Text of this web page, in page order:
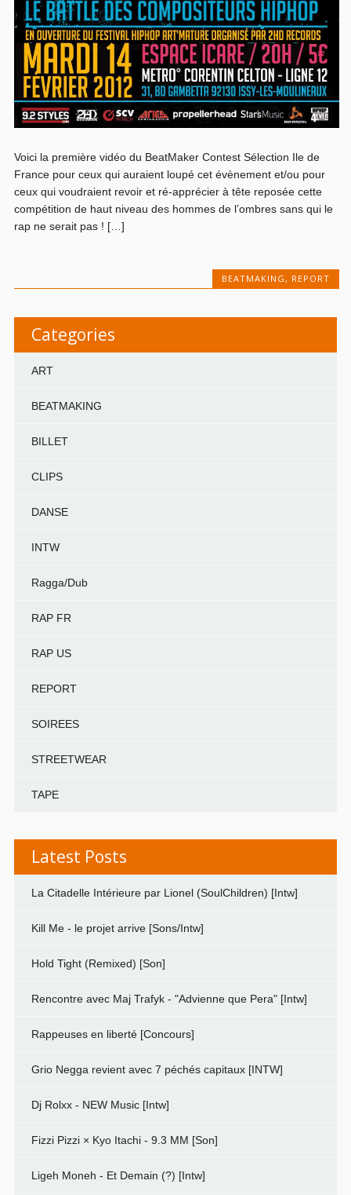
Voici la première vidéo du BeatMaker Contest Sélection Ile de
France pour ceux qui auraient loupé cet évènement et/ou pour
ceux qui voudraient revoir et ré-apprécier à tête reposée cette
compétition de haut niveau des hommes de l’ombres sans qui le
rap ne serait pas ! […]
BEATMAKING, REPORT
Categories
ART
BEATMAKING
BILLET
CLIPS
DANSE
INTW
Ragga/Dub
RAP FR
RAP US
REPORT
SOIREES
STREETWEAR
TAPE
Latest Posts
La Citadelle Intérieure par Lionel (SoulChildren) [Intw]
Kill Me - le projet arrive [Sons/Intw]
Hold Tight (Remixed) [Son]
Rencontre avec Maj Trafyk - "Advienne que Pera" [Intw]
Rappeuses en liberté [Concours]
Grio Negga revient avec 7 péchés capitaux [INTW]
Dj Rolxx - NEW Music [Intw]
Fizzi Pizzi × Kyo Itachi - 9.3 MM [Son]
Ligeh Moneh - Et Demain (?) [Intw]